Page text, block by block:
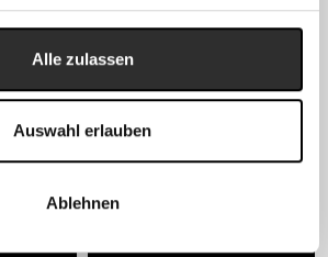
Alle zulassen
Auswahl erlauben
Ablehnen